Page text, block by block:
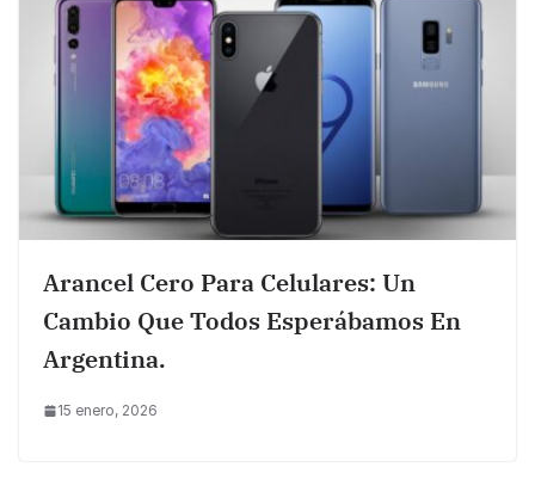
Arancel Cero Para Celulares: Un
Cambio Que Todos Esperábamos En
Argentina.
15 enero, 2026